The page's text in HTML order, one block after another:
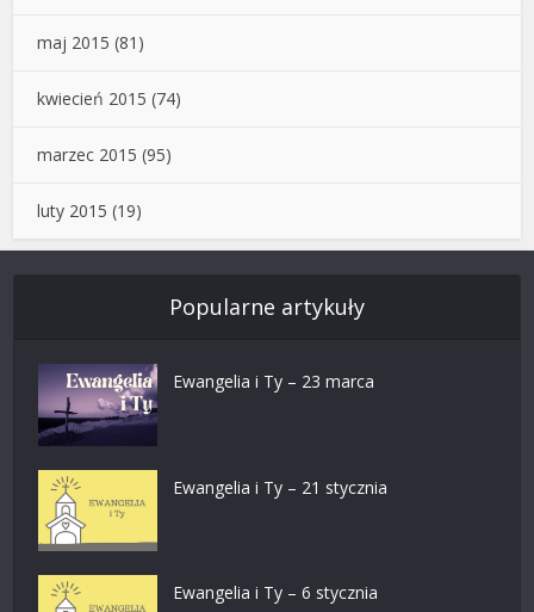
maj 2015 (81)
kwiecień 2015 (74)
marzec 2015 (95)
luty 2015 (19)
Popularne artykuły
Ewangelia i Ty – 23 marca
Ewangelia i Ty – 21 stycznia
Ewangelia i Ty – 6 stycznia